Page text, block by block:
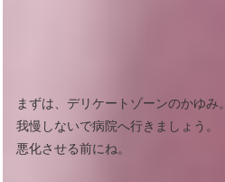
まずは、デリケートゾーンのかゆみ。
我慢しないで病院へ行きましょう。
悪化させる前にね。